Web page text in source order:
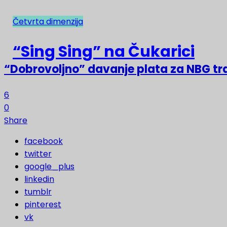
NAJNOVIJE
“Dobrovoljno” davanje plata za NBG
6
0
Share
facebook
twitter
google_plus
linkedin
tumblr
pinterest
vk
Četvrta dimenzija
“Sing Sing” na Čukarici